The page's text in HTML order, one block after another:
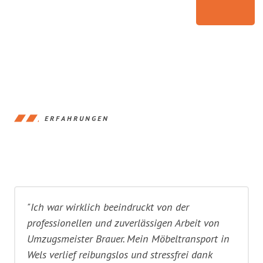
ERFAHRUNGEN
"Ich war wirklich beeindruckt von der
professionellen und zuverlässigen Arbeit von
Umzugsmeister Brauer. Mein Möbeltransport in
Wels verlief reibungslos und stressfrei dank